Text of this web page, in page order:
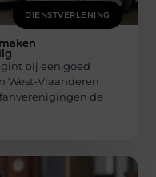
DIENSTVERLENING
bij een goed
West-Vlaanderen
de